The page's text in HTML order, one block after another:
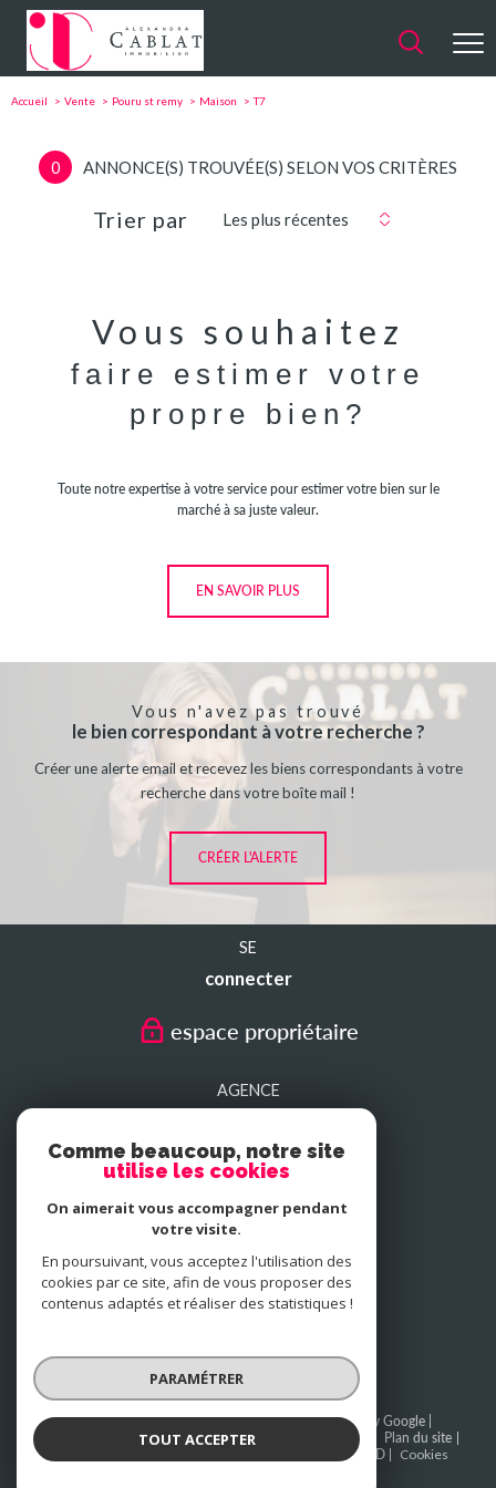
Accueil Vente Pouru st remy Maison T7
0 ANNONCE(S) TROUVÉE(S) SELON VOS CRITÈRES
Trier par Les plus récentes
Vous souhaitez
faire estimer votre
propre bien?
Toute notre expertise à votre service pour estimer votre bien sur le
marché à sa juste valeur.
EN SAVOIR PLUS
Vous n'avez pas trouvé
le bien correspondant à votre recherche ?
Créer une alerte email et recevez les biens correspondants à votre
recherche dans votre boîte mail !
CRÉER L'ALERTE
SE
connecter
espace propriétaire
AGENCE
CHARLEVILLE-MEZIERES
NOUS
© 2026 | Tous droits réservés | Traduction powered by Google |
BAREME SEDAN
BAREME CHARLEVILLE-MEZIERES
Plan du site
Politique RGPD Cookies
Comme beaucoup, notre site
utilise les cookies
On aimerait vous accompagner pendant
votre visite.
En poursuivant, vous acceptez l'utilisation des
cookies par ce site, afin de vous proposer des
contenus adaptés et réaliser des statistiques !
PARAMÉTRER
TOUT ACCEPTER